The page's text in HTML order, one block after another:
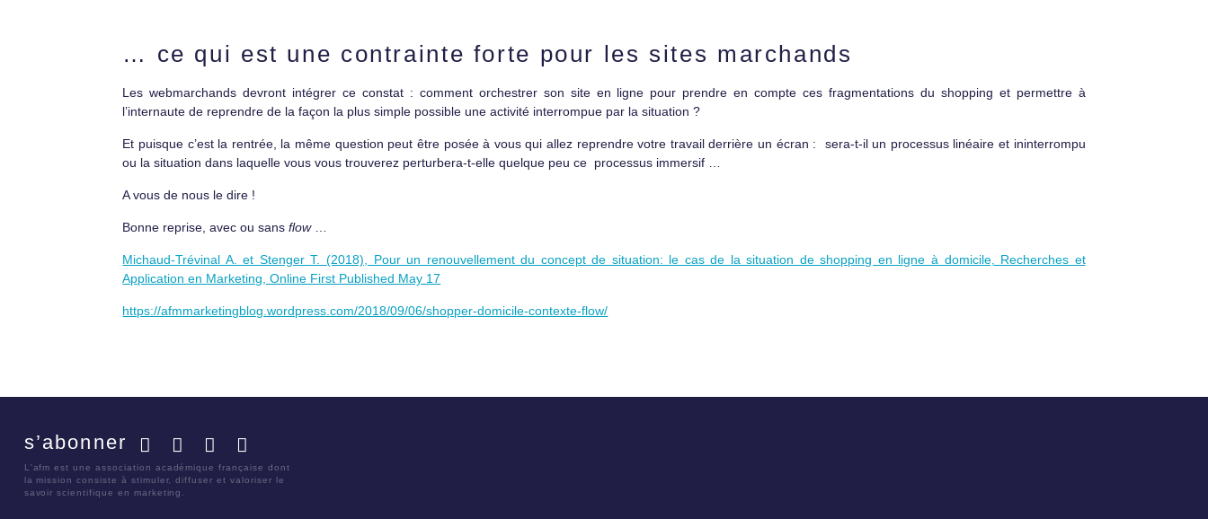
… ce qui est une contrainte forte pour les sites marchands
Les webmarchands devront intégrer ce constat : comment orchestrer son site en ligne pour prendre en compte ces fragmentations du shopping et permettre à
l’internaute de reprendre de la façon la plus simple possible une activité interrompue par la situation ?
Et puisque c’est la rentrée, la même question peut être posée à vous qui allez reprendre votre travail derrière un écran : sera-t-il un processus linéaire et ininterrompu
ou la situation dans laquelle vous vous trouverez perturbera-t-elle quelque peu ce processus immersif …
A vous de nous le dire !
Bonne reprise, avec ou sansflow…
Michaud-Trévinal A. et Stenger T. (2018), Pour un renouvellement du concept de situation: le cas de la situation de shopping en ligne à domicile, Recherches et
Application en Marketing, Online First Published May 17
https://afmmarketingblog.wordpress.com/2018/09/06/shopper-domicile-contexte-flow/
s’abonner FacebookTwitter LinkedIn
L'afm est une association académique française dont
la mission consiste à stimuler, diffuser et valoriser le
savoir scientifique en marketing.